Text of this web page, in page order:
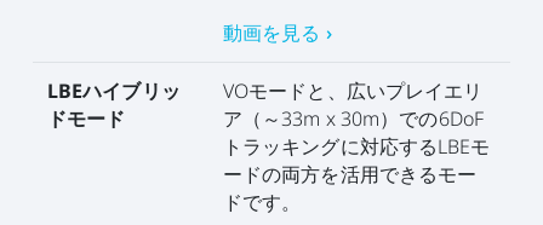
動画を見る ›
LBEハイブリッ
ドモード
VOモードと、広いプレイエリ
ア（～33m x 30m）での6DoF
トラッキングに対応するLBEモ
ードの両方を活用できるモー
ドです。